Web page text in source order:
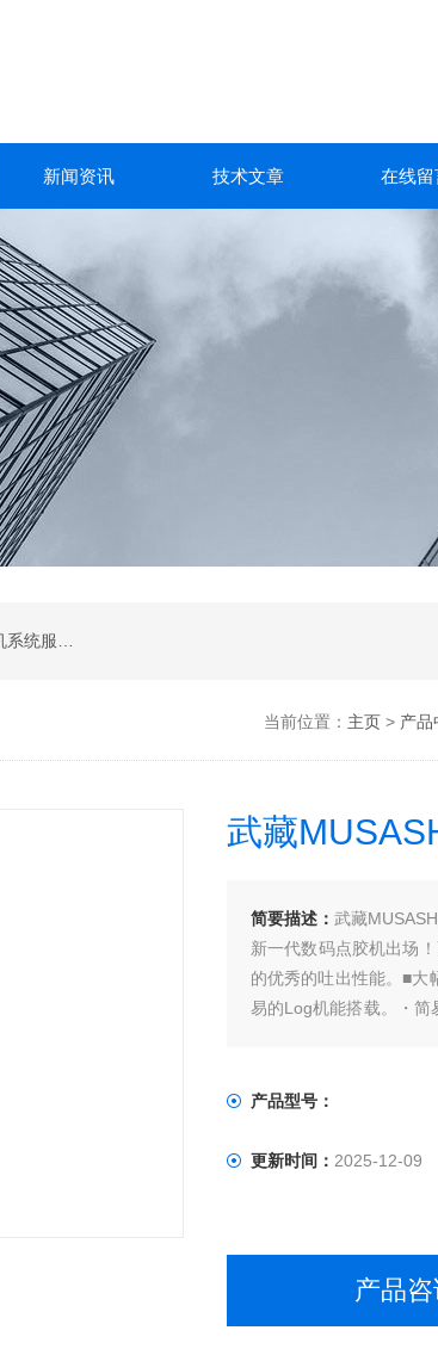
新闻资讯 技术文章 在线留
当前位置： 主页> 产品
武藏
简要描述： 武藏
新一代数码点胶机出场
的优秀的吐出性能。■大
易的Log机能搭载。・简
产品型号：
更新时间： 2025-12-09
产品咨